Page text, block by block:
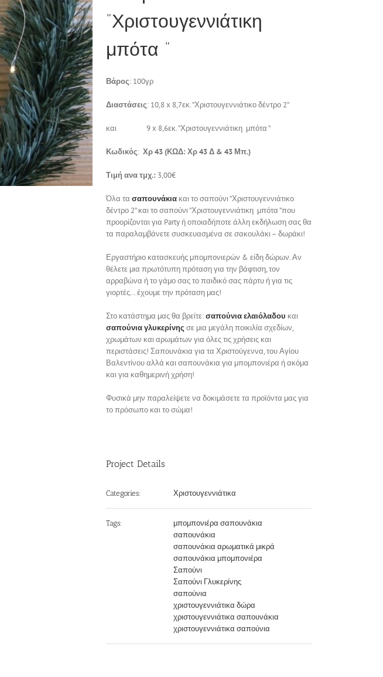
”Χριστουγεννιάτικη
μπότα ”
Βάρος: 100γρ
Διαστάσεις: 10,8 x 8,7εκ. ”Χριστουγεννιάτικο δέντρο 2”
και 9 x 8,6εκ. ”Χριστουγεννιάτικη μπότα ”
Κωδικός: Χρ 43 (ΚΩΔ: Χρ 43 Δ & 43 Μπ.)
Τιμή ανα τμχ.: 3,00€
Όλα τα σαπουνάκιακαι το σαπούνι ”Χριστουγεννιάτικο
δέντρο 2” και το σαπούνι ”Χριστουγεννιάτικη μπότα ”που
προορίζονται για Party ή οποιαδήποτε άλλη εκδήλωση σας θα
τα παραλαμβάνετε συσκευασμένα σε σακουλάκι – δωράκι!
Εργαστήριο κατασκευής μπομπονιερών & είδη δώρων. Αν
θέλετε μια πρωτότυπη πρόταση για την βάφτιση, τον
αρραβώνα ή το γάμο σας το παιδικό σας πάρτυ ή για τις
γιορτές… έχουμε την πρόταση μας!
Στο κατάστημα μας θα βρείτε:σαπούνια ελαιόλαδου και
σαπούνια γλυκερίνης σε μια μεγάλη ποικιλία σχεδίων,
χρωμάτων και αρωμάτων για όλες τις χρήσεις και
περιστάσεις! Σαπουνάκια για τα Χριστούγεννα, του Αγίου
Βαλεντίνου αλλά και σαπουνάκια για μπομπονιέρα ή ακόμα
και για καθημερινή χρήση!
Φυσικά μην παραλείψετε να δοκιμάσετε τα προϊόντα μας για
το πρόσωπο και το σώμα!
Project Details
Categories: Χριστουγεννιάτικα
Tags:
μπομπονιέρα σαπουνάκια
σαπουνάκια
σαπουνάκια αρωματικά μικρά
σαπουνάκια μπομπονιέρα
Σαπούνι
Σαπούνι Γλυκερίνης
σαπούνια
χριστουγεννιάτικα δώρα
χριστουγεννιάτικα σαπουνάκια
χριστουγεννιάτικα σαπούνια